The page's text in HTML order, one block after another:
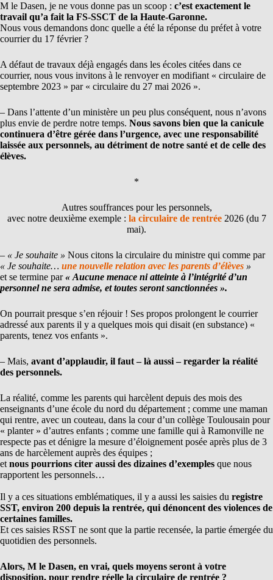
M le Dasen, je ne vous donne pas un scoop : c’est exactement le
travail qu’a fait la FS-SSCT de la Haute-Garonne.
Nous vous demandons donc quelle a été la réponse du préfet à votre
courrier du 17 février ?
A défaut de travaux déjà engagés dans les écoles citées dans ce
courrier, nous vous invitons à le renvoyer en modifiant « circulaire de
septembre 2023 » par « circulaire du 27 mai 2026 ».
– Dans l’attente d’un ministère un peu plus conséquent, nous n’avons
plus envie de perdre notre temps. Nous savons bien que la canicule
continuera d’être gérée dans l’urgence, avec une responsabilité
laissée aux personnels, au détriment de notre santé et de celle des
élèves.
*
Autres souffrances pour les personnels,
avec notre deuxième exemple : la circulaire de rentrée 2026 (du 7
mai).
– « Je souhaite » Nous citons la circulaire du ministre qui comme par
« Je souhaite… une nouvelle relation avec les parents d’élèves »
et se termine par« Aucune menace ni atteinte à l’intégrité d’un
personnel ne sera admise, et toutes seront sanctionnées ».
On pourrait presque s’en réjouir ! Ses propos prolongent le courrier
adressé aux parents il y a quelques mois qui disait (en substance) «
parents, tenez vos enfants ».
– Mais, avant d’applaudir, il faut – là aussi – regarder la réalité
des personnels.
La réalité, comme les parents qui harcèlent depuis des mois des
enseignants d’une école du nord du département ; comme une maman
qui rentre, avec un couteau, dans la cour d’un collège Toulousain pour
« planter » d’autres enfants ; comme une famille qui à Ramonville ne
respecte pas et dénigre la mesure d’éloignement posée après plus de 3
ans de harcèlement auprès des équipes ;
et nous pourrions citer aussi des dizaines d’exemples que nous
rapportent les personnels…
Il y a ces situations emblématiques, il y a aussi les saisies du registre
SST, environ 200 depuis la rentrée, qui dénoncent des violences de
certaines familles.
Et ces saisies RSST ne sont que la partie recensée, la partie émergée du
quotidien des personnels.
Alors, M le Dasen, en vrai, quels moyens seront à votre
disposition, pour rendre réelle la circulaire de rentrée ?